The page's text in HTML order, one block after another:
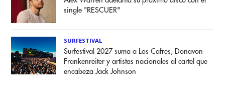
single "RESCUER"
SURFESTIVAL
Surfestival 2027 suma a Los Cafres, Donavon
Frankenreiter y artistas nacionales al cartel que
encabeza Jack Johnson